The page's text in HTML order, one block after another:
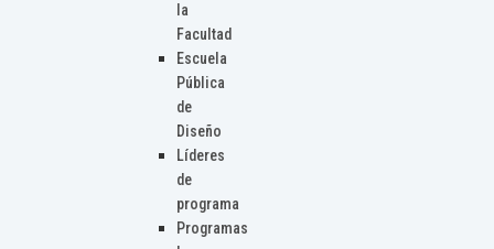
la
Facultad
Escuela
Pública
de
Diseño
Líderes
de
programa
Programas